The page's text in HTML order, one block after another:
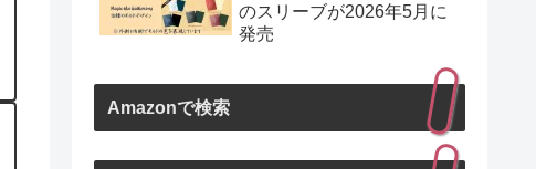
のスリーブが2026年5月に
発売
Amazonで検索